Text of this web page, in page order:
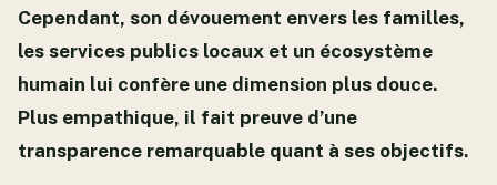
Cependant, son dévouement envers les familles,
les services publics locaux et un écosystème
humain lui confère une dimension plus douce.
Plus empathique, il fait preuve d’une
transparence remarquable quant à ses objectifs.